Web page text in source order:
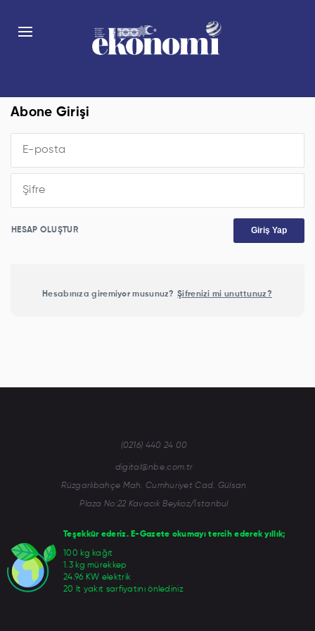
Abone Girişi
HESAP OLUŞTUR Giriş Yap
Hesabınıza giremiyor musunuz? Şifrenizi mi unuttunuz?
Teşekkür ederiz. E-Gazete okumayı tercih ederek yıllık;
100 kg kağıt
1.3 kg mürekkep
24.96 KW elektrik
20 lt yakıt sarfiyatını önlediniz
(0216) 440 24 00
digital@nbe.com.tr
Rüzgarlıbahçe Mah. Cumhuriyet Cad. Gülsan
Plaza No:22 Kavacık Beykoz/İstanbul